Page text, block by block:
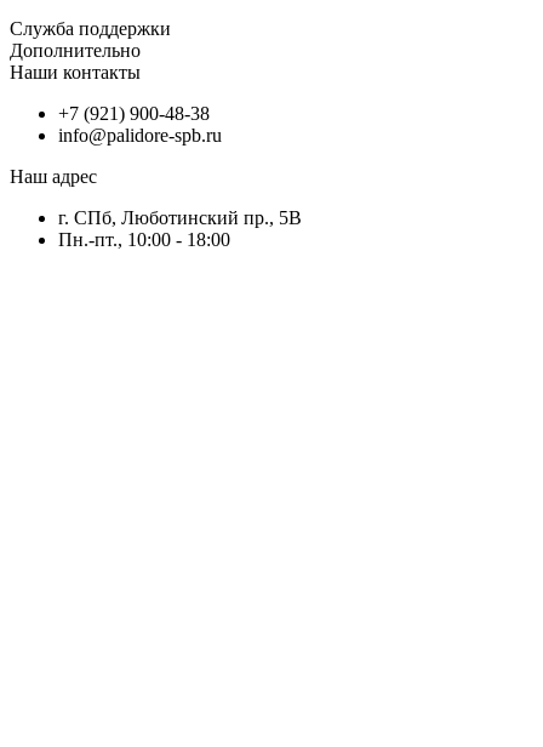
Служба поддержки
Дополнительно
Наши контакты
+7 (921) 900-48-38
info@palidore-spb.ru
Наш адрес
г. CПб, Люботинский пр., 5В
Пн.-пт., 10:00 - 18:00